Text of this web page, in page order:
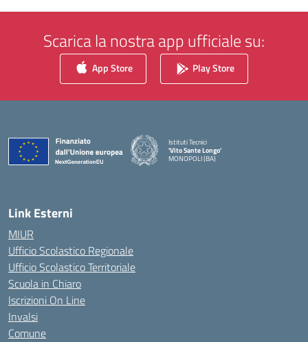
Scarica la nostra app ufficiale su:
App Store Play Store
Istituti Tecnici
'Vito Sante Longo'
MONOPOLI (BA)
Link Esterni
MIUR
Ufficio Scolastico Regionale
Ufficio Scolastico Territoriale
Scuola in Chiaro
Iscrizioni On Line
Invalsi
Comune